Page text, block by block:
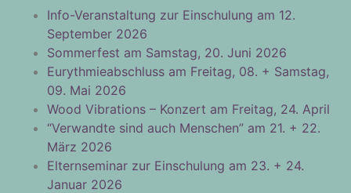
Info-Veranstaltung zur Einschulung am 12.
September 2026
Sommerfest am Samstag, 20. Juni 2026
Eurythmieabschluss am Freitag, 08. + Samstag,
09. Mai 2026
Wood Vibrations – Konzert am Freitag, 24. April
“Verwandte sind auch Menschen” am 21. + 22.
März 2026
Elternseminar zur Einschulung am 23. + 24.
Januar 2026